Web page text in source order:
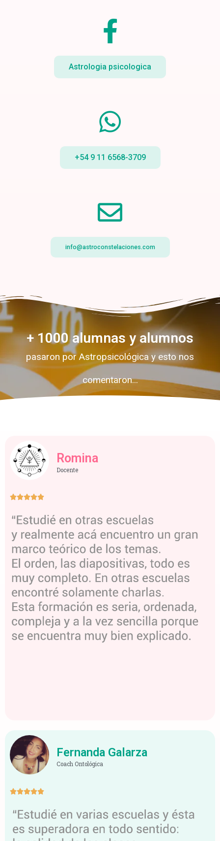
Astrologia psicologica
+54 9 11 6568-3709
info@astroconstelaciones.com
+ 1000 alumnas y alumnos
pasaron por Astropsicológica y esto nos
comentaron...
Romina
Docente

Fernanda Galarza
Coach Ontológica
